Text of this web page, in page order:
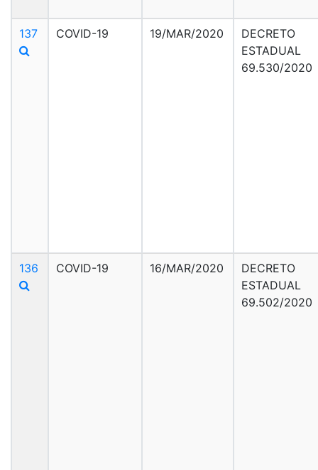
137 COVID-19 19/MAR/2020
DECRETO
ESTADUAL
69.530/2020
136 COVID-19 16/MAR/2020
DECRETO
ESTADUAL
69.502/2020